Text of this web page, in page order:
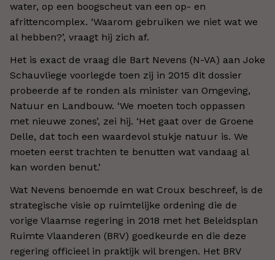
water, op een boogscheut van een op- en
afrittencomplex. ‘Waarom gebruiken we niet wat we
al hebben?’, vraagt hij zich af.
Het is exact de vraag die Bart Nevens (N-VA) aan Joke
Schauvliege voorlegde toen zij in 2015 dit dossier
probeerde af te ronden als minister van Omgeving,
Natuur en Landbouw. ‘We moeten toch oppassen
met nieuwe zones’, zei hij. ‘Het gaat over de Groene
Delle, dat toch een waardevol stukje natuur is. We
moeten eerst trachten te benutten wat vandaag al
kan worden benut.’
Wat Nevens benoemde en wat Croux beschreef, is de
strategische visie op ruimtelijke ordening die de
vorige Vlaamse regering in 2018 met het Beleidsplan
Ruimte Vlaanderen (BRV) goedkeurde en die deze
regering officieel in praktijk wil brengen. Het BRV